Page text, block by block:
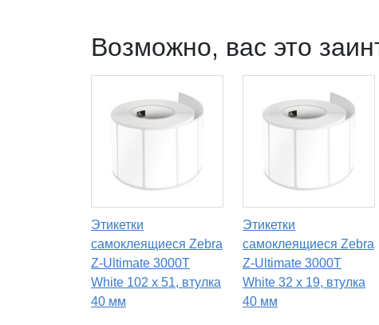
Возможно, вас это
Этикетки
самоклеящиеся Zebra
Z-Ultimate 3000T
White 102 x 51, втулка
40 мм
Этикетки
самоклеящиеся Zebra
Z-Ultimate 3000T
White 32 x 19, втулка
40 мм